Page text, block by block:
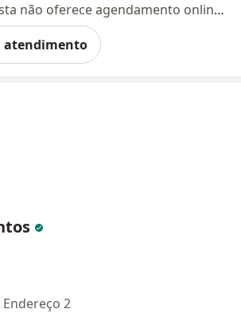
Esse especialista não oferece agendamento online para esse endereço.
atendimento
Endereço 2